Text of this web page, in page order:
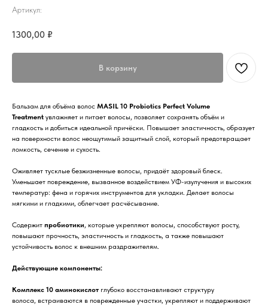
Артикул:
1300,00 ₽
В корзину
Бальзам для объёма волос MASIL 10 Probiotics Perfect Volume
Treatment увлажняет и питает волосы, позволяет сохранять объём и
гладкость и добиться идеальной причёски. Повышает эластичность, образует
на поверхности волос неощутимый защитный слой, который предотвращает
ломкость, сечение и сухость.
Оживляет тусклые безжизненные волосы, придаёт здоровый блеск.
Уменьшает повреждение, вызванное воздействием УФ-изулучения и высоких
температур: фена и горячих инструментов для укладки. Делает волосы
мягкими и гладкими, облегчает расчёсывание.
Содержит пробиотики, которые укрепляют волосы, способствуют росту,
повышают прочность, эластичность и гладкость, а также повышают
устойчивость волос к внешним раздражителям.
Действующие компоненты:
Комплекс 10 аминокислот глубоко восстанавливают структуру
волоса, встраиваются в поврежденные участки, укрепляют и поддерживают